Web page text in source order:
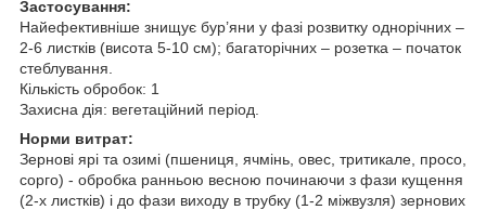
Застосування:
Найефективніше знищує бур’яни у фазі розвитку однорічних –
2-6 листків (висота 5-10 см); багаторічних – розетка – початок
стеблування.
Кількість обробок: 1
Захисна дія: вегетаційний період.
Норми витрат:
Зернові ярі та озимі (пшениця, ячмінь, овес, тритикале, просо,
сорго) - обробка ранньою весною починаючи з фази кущення
(2-х листків) і до фази виходу в трубку (1-2 міжвузля) зернових